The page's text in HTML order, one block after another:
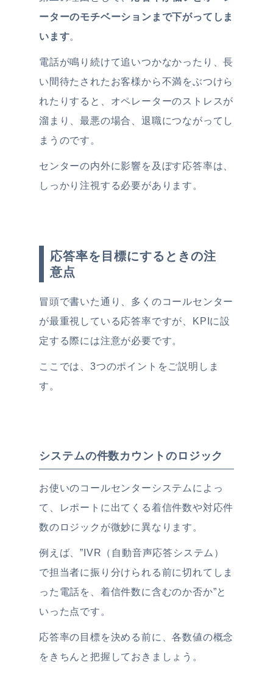
ーターのモチベーションまで下がってしま
います。
電話が鳴り続けて追いつかなかったり、長
い間待たされたお客様から不満をぶつけら
れたりすると、オペレーターのストレスが
溜まり、最悪の場合、退職につながってし
まうのです。
センターの内外に影響を及ぼす応答率は、
しっかり注視する必要があります。
応答率を目標にするときの注
意点
冒頭で書いた通り、多くのコールセンター
が最重視している応答率ですが、KPIに設
定する際には注意が必要です。
ここでは、3つのポイントをご説明しま
す。
システムの件数カウントのロジック
お使いのコールセンターシステムによっ
て、レポートに出てくる着信件数や対応件
数のロジックが微妙に異なります。
例えば、”IVR（自動音声応答システム）
で担当者に振り分けられる前に切れてしま
った電話を、着信件数に含むのか否か”と
いった点です。
応答率の目標を決める前に、各数値の概念
をきちんと把握しておきましょう。